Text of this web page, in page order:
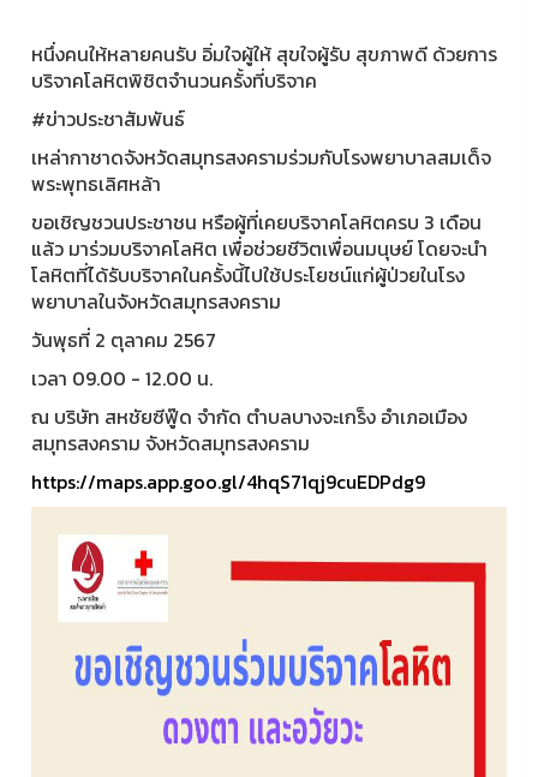
หนึ่งคนให้หลายคนรับ อิ่มใจผู้ให้ สุขใจผู้รับ สุขภาพดี ด้วยการ
บริจาคโลหิตพิชิตจำนวนครั้งที่บริจาค
#ข่าวประชาสัมพันธ์
เหล่ากาชาดจังหวัดสมุทรสงครามร่วมกับโรงพยาบาลสมเด็จ
พระพุทธเลิศหล้า
ขอเชิญชวนประชาชน หรือผู้ที่เคยบริจาคโลหิตครบ 3 เดือน
แล้ว มาร่วมบริจาคโลหิต เพื่อช่วยชีวิตเพื่อนมนุษย์ โดยจะนำ
โลหิตที่ได้รับบริจาคในครั้งนี้ไปใช้ประโยชน์แก่ผู้ป่วยในโรง
พยาบาลในจังหวัดสมุทรสงคราม
วันพุธที่ 2 ตุลาคม 2567
เวลา 09.00 - 12.00 น.
ณ บริษัท สหชัยซีฟู๊ด จำกัด ตำบลบางจะเกร็ง อำเภอเมือง
สมุทรสงคราม จังหวัดสมุทรสงคราม
https://maps.app.goo.gl/4hqS71qj9cuEDPdg9